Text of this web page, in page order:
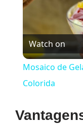
Watch on
Mosaico de
Colorida